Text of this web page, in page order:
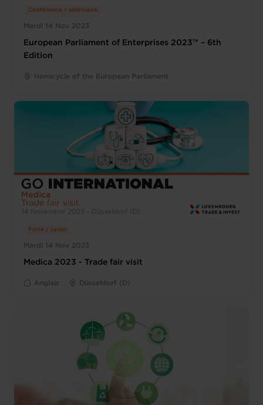
Mardi 14 Nov 2023
Conférence / séminaire
European Parliament of Enterprises 2023™ – 6th
Edition
Hemicycle of the European Parliament
Mardi 14 Nov 2023
Foire / salon
Medica 2023 - Trade fair visit
Anglais Düsseldorf (D)